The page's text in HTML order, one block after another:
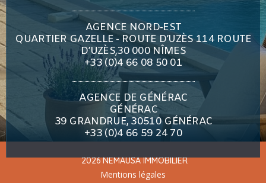
AGENCE NORD-EST
QUARTIER GAZELLE - ROUTE D’UZÈS 114 ROUTE
D’UZÈS,30 000 NÎMES
+33 (0)4 66 08 50 01
AGENCE DE GÉNÉRAC
GÉNÉRAC
39 GRANDRUE, 30510 GÉNÉRAC
+33 (0)4 66 59 24 70
2026 NEMAUSA IMMOBILIER
Mentions légales